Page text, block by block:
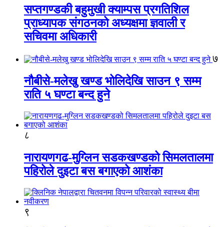
सप्तगण्डकी बहुमुखी क्याम्पस प्रगतिशिल
प्राध्यापक संगठनको अध्यक्षमा ज्ञवाली र
सचिवमा अधिकारी
७
नौबीसे-मलेखु खण्ड भोलिदेखि साउन ९ सम्म
राति ५ घण्टा बन्द हुने
८
नारायणगढ-मुग्लिन सडकखण्डको सिमलतालमा
पहिरोले दुइटा बस बगाएको आशंका
९